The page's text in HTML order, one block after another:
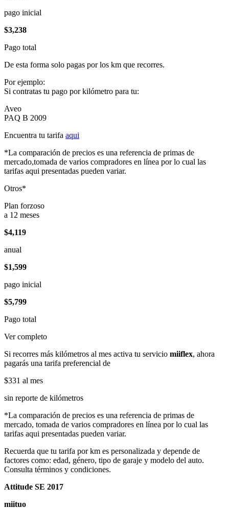
pago inicial
$3,238
Pago total
De esta forma solo pagas por los km que recorres.
Por ejemplo:
Si contratas tu pago por kilómetro para tu:
Aveo
PAQ B 2009
Encuentra tu tarifa aqui
*La comparación de precios es una referencia de primas de
mercado,tomada de varios compradores en línea por lo cual las
tarifas aqui presentadas pueden variar.
Otros*
Plan forzoso
a 12 meses
$4,119
anual
$1,599
pago inicial
$5,799
Pago total
Ver completo
Si recorres más kilómetros al mes activa tu servicio miiflex, ahora
pagarás una tarifa preferencial de
$331 al mes
sin reporte de kilómetros
*La comparación de precios es una referencia de primas de
mercado, tomada de varios compradores en línea por lo cual las
tarifas aqui presentadas pueden variar.
Recuerda que tu tarifa por km es personalizada y depende de
factores como: edad, género, tipo de garaje y modelo del auto.
Consulta términos y condiciones.
Attitude SE 2017
miituo